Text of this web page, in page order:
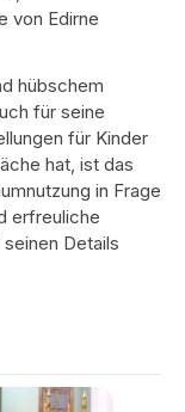
von Edirne
hübschem
für seine
für Kinder
hat, ist das
in Frage
erfreuliche
Details